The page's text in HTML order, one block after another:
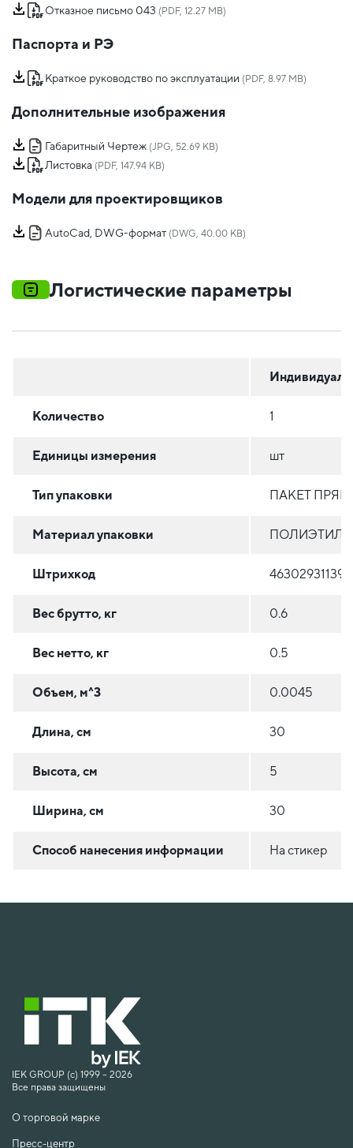
Отказное письмо 043 (PDF, 12.27 MB)
Паспорта и РЭ
Краткое руководство по эксплуатации (PDF, 8.97 MB)
Дополнительные изображения
Габаритный Чертеж (JPG, 52.69 KB)
Листовка (PDF, 147.94 KB)
Модели для проектировщиков
AutoCad, DWG-формат (DWG, 40.00 KB)
Логистические параметры
Количество 1
Единицы измерения шт
Тип упаковки ПАКЕТ
Материал упаковки
Штрихкод
Вес брутто, кг 0.6
Вес нетто, кг 0.5
Объем, м^3 0.0045
Длина, см 30
Высота, см 5
Ширина, см 30
Способ нанесения информации На стикер
IEK GROUP (c) 1999 – 2026
Все права защищены
О торговой марке
Пресс-центр